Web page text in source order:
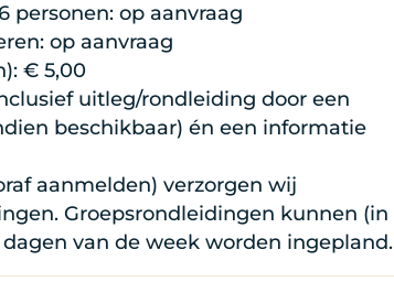
personen: op aanvraag
op aanvraag
€ 5,00
uitleg/rondleiding door een
beschikbaar) én een informatie
aanmelden) verzorgen wij
Groepsrondleidingen kunnen (in
van de week worden ingepland.